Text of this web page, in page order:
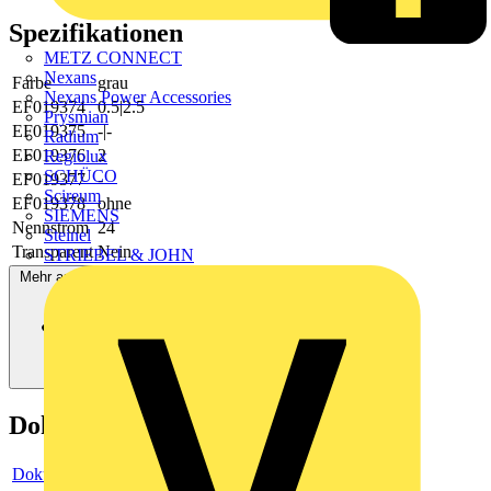
METZ CONNECT
Nexans
Nexans Power Accessories
Prysmian
Radium
Regiolux
SCHÜCO
Scireum
SIEMENS
Steinel
STRIEBEL & JOHN
Spezifikationen
Farbe
grau
EF019374
0.5|2.5
EF019375
-|-
EF019376
2
EF019377
-
EF019378
ohne
Nennstrom 24
Transparent Nein
Mehr anzeigen
Dokumente
Dokument